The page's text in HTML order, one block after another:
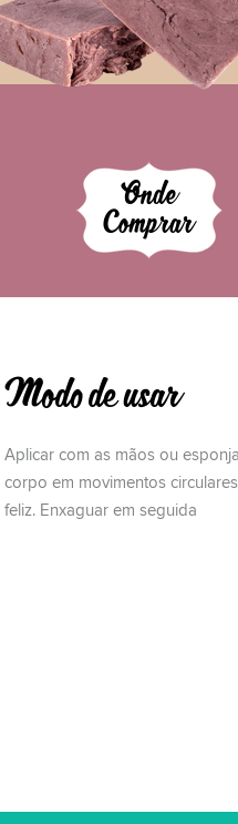
Onde
Comprar
Modo de usar
Aplicar com as mãos ou
corpo em movimentos
feliz. Enxaguar em seguida